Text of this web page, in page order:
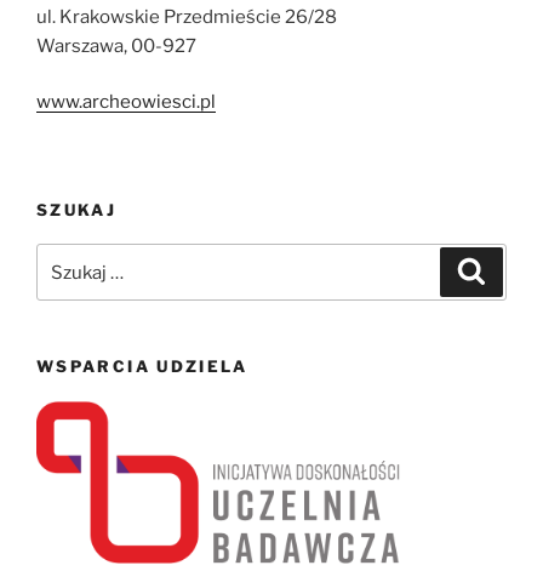
ul. Krakowskie Przedmieście 26/28
Warszawa, 00-927
www.archeowiesci.pl
SZUKAJ
WSPARCIA UDZIELA